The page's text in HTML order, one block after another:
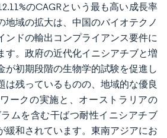
のCAGRという最も高い成長率
地域の拡大は、中国のバイオテクノ
ンドの輸出コンプライアンス要件に
す。政府の近代化イニシアチブと増
が初期段階の生物学的試験を促進し
は残っているものの、地域的な優良
ークの実施と、オーストラリアの
ムを含む干ばつ耐性イニシアチブ
緩和されています。東南アジアにお